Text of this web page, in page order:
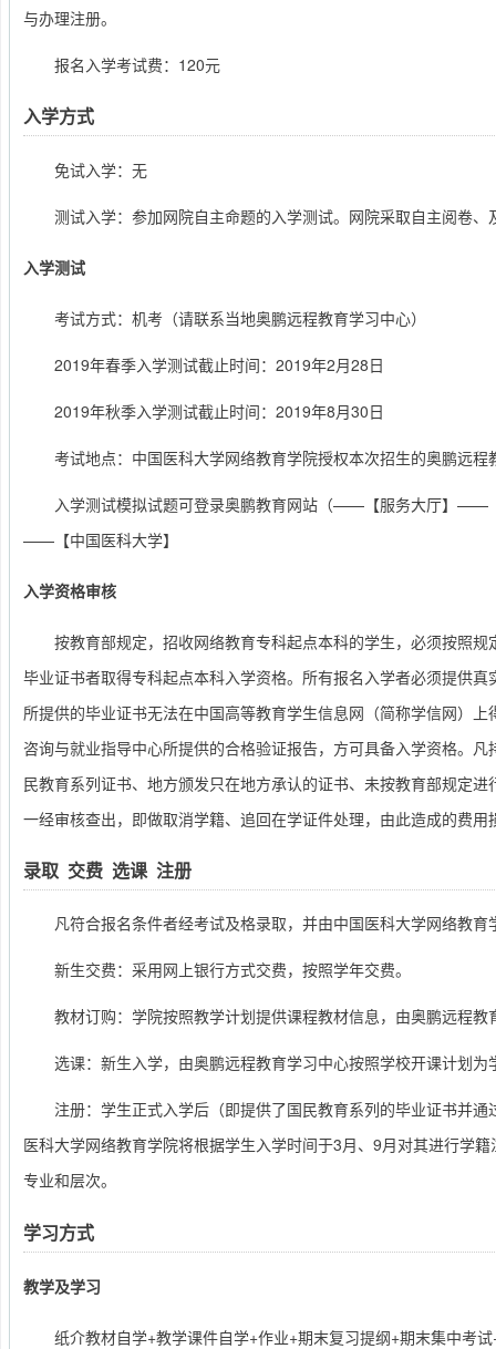
与办理注册。
报名入学考试费：120元
入学方式
免试入学：无
测试入学：参加网院自主命题的入学测试。网院采取自主阅卷
入学测试
考试方式：机考（请联系当地奥鹏远程教育学习中心）
2019年春季入学测试截止时间：2019年2月28日
2019年秋季入学测试截止时间：2019年8月30日
考试地点：中国医科大学网络教育学院授权本次招生的奥鹏远程
入学测试模拟试题可登录奥鹏教育网站（——【服务大厅】
——【中国医科大学】
入学资格审核
按教育部规定，招收网络教育专科起点本科的学生，必须按照
毕业证书者取得专科起点本科入学资格。所有报名入学者必须提供
所提供的毕业证书无法在中国高等教育学生信息网（简称学信网）
咨询与就业指导中心所提供的合格验证报告，方可具备入学资格。
民教育系列证书、地方颁发只在地方承认的证书、未按教育部规定
一经审核查出，即做取消学籍、追回在学证件处理，由此造成的费
录取 交费 选课 注册
凡符合报名条件者经考试及格录取，并由中国医科大学网络教
新生交费：采用网上银行方式交费，按照学年交费。
教材订购：学院按照教学计划提供课程教材信息，由奥鹏远程
选课：新生入学，由奥鹏远程教育学习中心按照学校开课计划为
注册：学生正式入学后（即提供了国民教育系列的毕业证书并
医科大学网络教育学院将根据学生入学时间于3月、9月对其进行学
专业和层次。
学习方式
教学及学习
纸介教材自学+教学课件自学+作业+期末复习提纲+期末集中考